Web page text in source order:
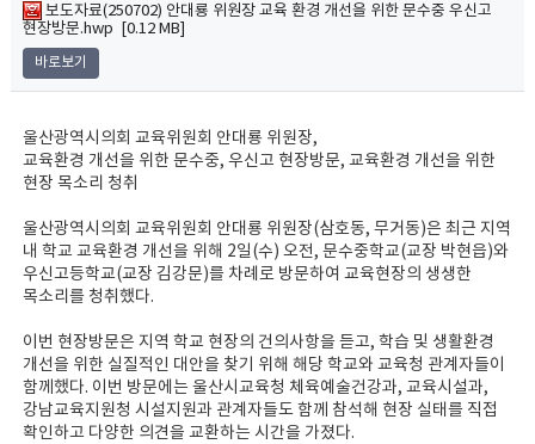
보도자료(250702) 안대룡 위원장 교육 환경 개선을 위한 문수중 우신고
현장방문.hwp [0.12 MB]
바로보기
울산광역시의회 교육위원회 안대룡 위원장,
교육환경 개선을 위한 문수중, 우신고 현장방문, 교육환경 개선을 위한
현장 목소리 청취
울산광역시의회 교육위원회 안대룡 위원장(삼호동, 무거동)은 최근 지역
내 학교 교육환경 개선을 위해 2일(수) 오전, 문수중학교(교장 박현읍)와
우신고등학교(교장 김강문)를 차례로 방문하여 교육현장의 생생한
목소리를 청취했다.
이번 현장방문은 지역 학교 현장의 건의사항을 듣고, 학습 및 생활환경
개선을 위한 실질적인 대안을 찾기 위해 해당 학교와 교육청 관계자들이
함께했다. 이번 방문에는 울산시교육청 체육예술건강과, 교육시설과,
강남교육지원청 시설지원과 관계자들도 함께 참석해 현장 실태를 직접
확인하고 다양한 의견을 교환하는 시간을 가졌다.